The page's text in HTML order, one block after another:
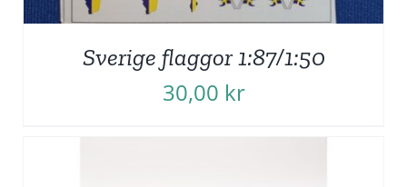
Sverige flaggor 1:87/1:50
30,00 kr